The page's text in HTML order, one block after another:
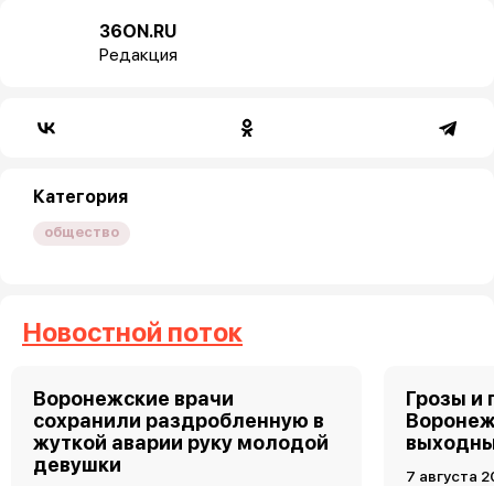
36ON.RU
Редакция
Категория
общество
Новостной поток
Воронежские врачи
сохранили раздробленную в
жуткой аварии руку молодой
девушки
Грозы и
7 августа